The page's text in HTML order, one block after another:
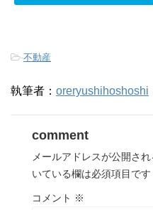
-不動産
執筆者： oreryushihoshoshi
comment
メールアドレスが公開さ
いている欄は必須項目です
コメント ※